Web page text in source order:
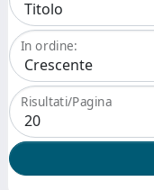
In ordine:
Risultati/Pagina